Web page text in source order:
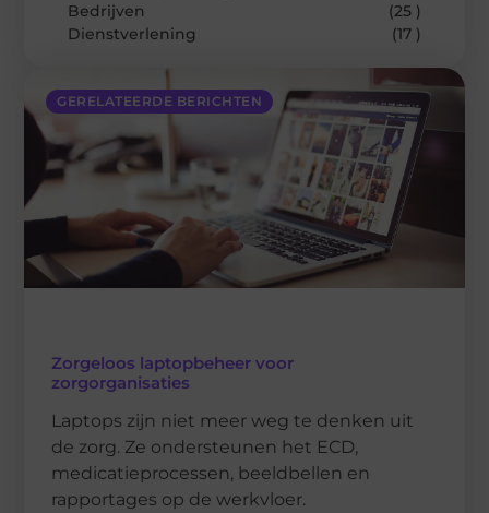
GERELATEERDE BERICHTEN
Zorgeloos laptopbeheer voor
zorgorganisaties
Laptops zijn niet meer weg te denken uit
de zorg. Ze ondersteunen het ECD,
medicatieprocessen, beeldbellen en
rapportages op de werkvloer.
Bedrijven
(25 )
Dienstverlening
(17 )